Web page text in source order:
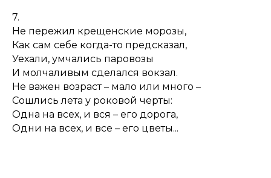
7.
Не пережил крещенские морозы,
Как сам себе когда-то предсказал,
Уехали, умчались паровозы
И молчаливым сделался вокзал.
Не важен возраст – мало или много –
Сошлись лета у роковой черты:
Одна на всех, и вся – его дорога,
Одни на всех, и все – его цветы...